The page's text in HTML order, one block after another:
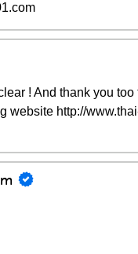
! And thank you too
website http://